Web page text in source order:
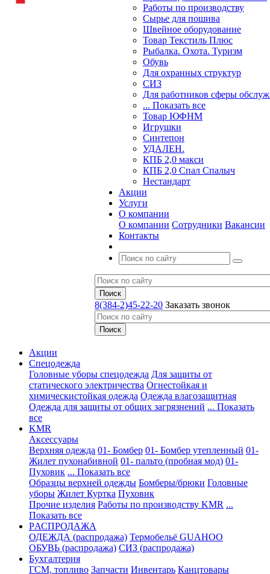
Работы по производству
Сырье для пошива
Швейное оборудование
Товар Текстиль Плюс
Рыбалка. Охота. Туризм
Обувь
Для охранных структур
СИЗ
Для работников сферы
... Показать все
Товар ЮФНМ
Игрушки
Синтепон
УДАЛЕН.
КПБ 2,0 макси
КПБ 2,0 Спал Спалыч
Нестандарт
Акции
Услуги
О компании
О компании Сотрудники Вакансии
Контакты
8(384-2)45-22-20 Заказать звонок
Акции
Спецодежда
Головные уборы спецодежда Для защиты от
статического электричества Огнестойкая и
химическистойкая одежда Одежда влагозащитная
Одежда для защиты от общих загрязнений ... Показать
все
KMR
Аксессуары
Верхняя одежда 01- Бомбер 01- Бомбер утепленный 01-
Жилет пухонабивной 01- пальто (пробная мод) 01-
Пуховик ... Показать все
Образцы верхней одежды Бомберы/брюки Головные
уборы Жилет Куртка Пуховик
Прочие изделия Работы по производству KMR ...
Показать все
PАСПРОДАЖА
ОДЕЖДА (распродажа) Термобельё GUAHOO
ОБУВЬ (распродажа) СИЗ (распродажа)
Бухгалтерия
ГСМ, топливо Запчасти Инвентарь Канцтовары